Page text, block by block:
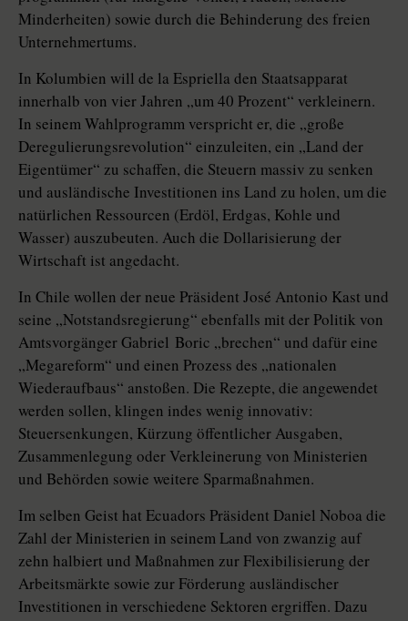
Minderheiten) sowie durch die Behinderung des freien
Unternehmertums.
In Kolumbien will de la Espriella den Staatsapparat
innerhalb von vier Jahren „um 40 Prozent“ verkleinern.
In seinem Wahlprogramm verspricht er, die „große
Deregulierungsrevolution“ einzuleiten, ein „Land der
Eigentümer“ zu schaffen, die Steuern massiv zu senken
und ausländische Investitionen ins Land zu holen, um die
natürlichen Ressourcen (Erdöl, Erdgas, Kohle und
Wasser) auszubeuten. Auch die Dollarisierung der
Wirtschaft ist angedacht.
In Chile wollen der neue Präsident José Antonio Kast und
seine „Notstandsregierung“ ebenfalls mit der Politik von
Amtsvorgänger Gabriel ­Boric „brechen“ und dafür eine
„Mega­reform“ und einen Prozess des „na­tio­nalen
Wiederaufbaus“ anstoßen. Die Rezepte, die angewendet
werden sollen, klingen indes wenig innovativ:
Steuersenkungen, Kürzung öffentlicher Ausgaben,
Zusammenlegung oder Verkleinerung von Ministerien
und Behörden sowie weitere Sparmaßnahmen.
Im selben Geist hat Ecuadors Präsident Daniel Noboa die
Zahl der Ministerien in seinem Land von zwanzig auf
zehn halbiert und Maßnahmen zur Flexibilisierung der
Arbeitsmärkte sowie zur Förderung ausländischer
Investitionen in verschiedene Sektoren ergriffen. Dazu